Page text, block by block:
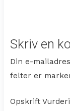
Skriv en
Din e-
felter er
Opskrift